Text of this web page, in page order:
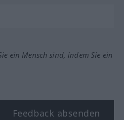
ein Mensch sind, indem Sie ein
Feedback absenden